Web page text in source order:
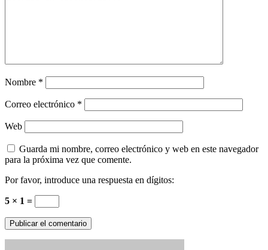
Nombre *
Correo electrónico *
Web
Guarda mi nombre, correo electrónico y web en este navegador
para la próxima vez que comente.
Por favor, introduce una respuesta en dígitos:
5 × 1 =